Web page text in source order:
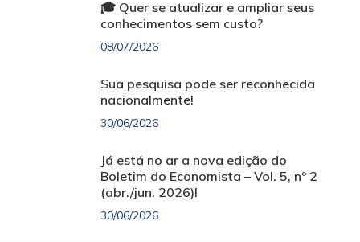
🎓 Quer se atualizar e ampliar seus
conhecimentos sem custo?
08/07/2026
Sua pesquisa pode ser reconhecida
nacionalmente!
30/06/2026
Já está no ar a nova edição do
Boletim do Economista – Vol. 5, nº 2
(abr./jun. 2026)!
30/06/2026